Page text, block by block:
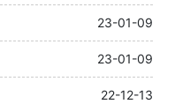
23-01-09
23-01-09
22-12-13